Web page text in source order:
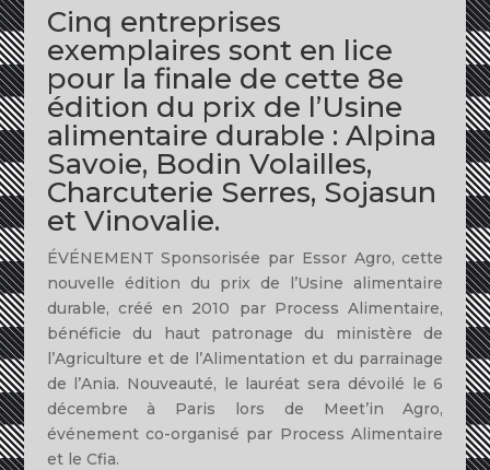
Cinq entreprises
exemplaires sont en lice
pour la finale de cette 8e
édition du prix de l’Usine
alimentaire durable : Alpina
Savoie, Bodin Volailles,
Charcuterie Serres, Sojasun
et Vinovalie.
ÉVÉNEMENT Sponsorisée par Essor Agro, cette
nouvelle édition du prix de l’Usine alimentaire
durable, créé en 2010 par Process Alimentaire,
bénéficie du haut patronage du ministère de
l’Agriculture et de l’Alimentation et du parrainage
de l’Ania. Nouveauté, le lauréat sera dévoilé le 6
décembre à Paris lors de Meet’in Agro,
événement co-organisé par Process Alimentaire
et le Cfia.